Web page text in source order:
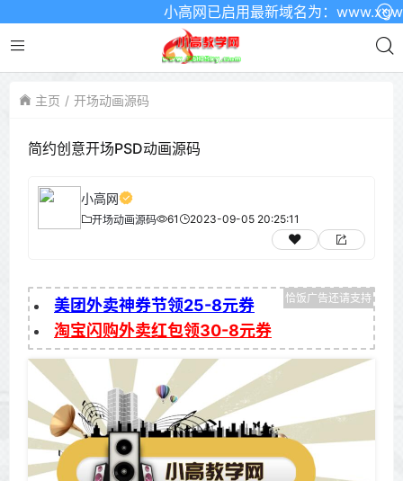
小高网已启用最新域名为：
主页 开场动画源码
简约创意开场PSD动画源码
小高网
开场动画源码 61 2023-09-05 20:25:11
美团外卖神券节领25-8元券
淘宝闪购外卖红包领30-8元券